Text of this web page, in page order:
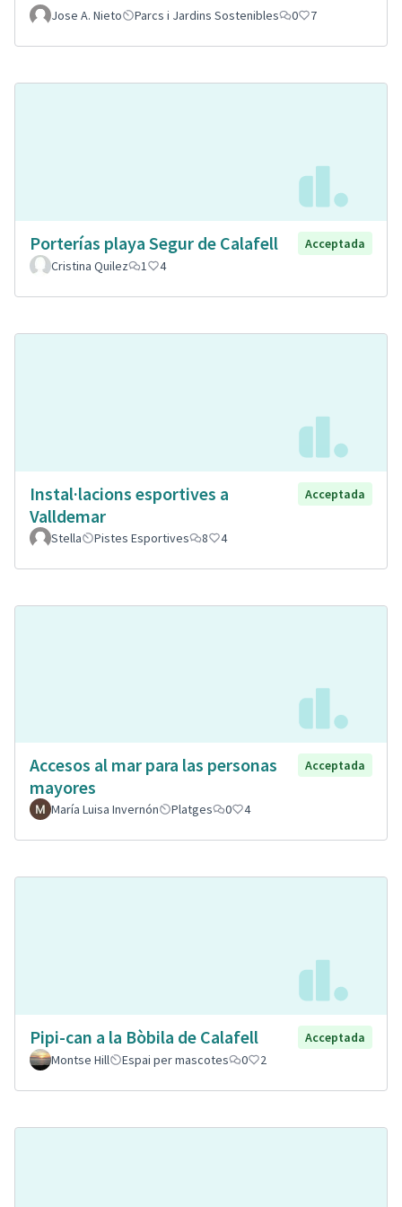
Jose A. Nieto Parcs i Jardins Sostenibles 0 7
Porterías playa Segur de Calafell
Acceptada
Cristina Quilez
1 4
Instal·lacions esportives a
Valldemar
Acceptada
Stella Pistes Esportives 8 4
Accesos al mar para las personas
mayores
Acceptada
María Luisa Invernón Platges 0 4
Pipi-can a la Bòbila de Calafell
Acceptada
Montse Hill
Espai per mascotes 0 2